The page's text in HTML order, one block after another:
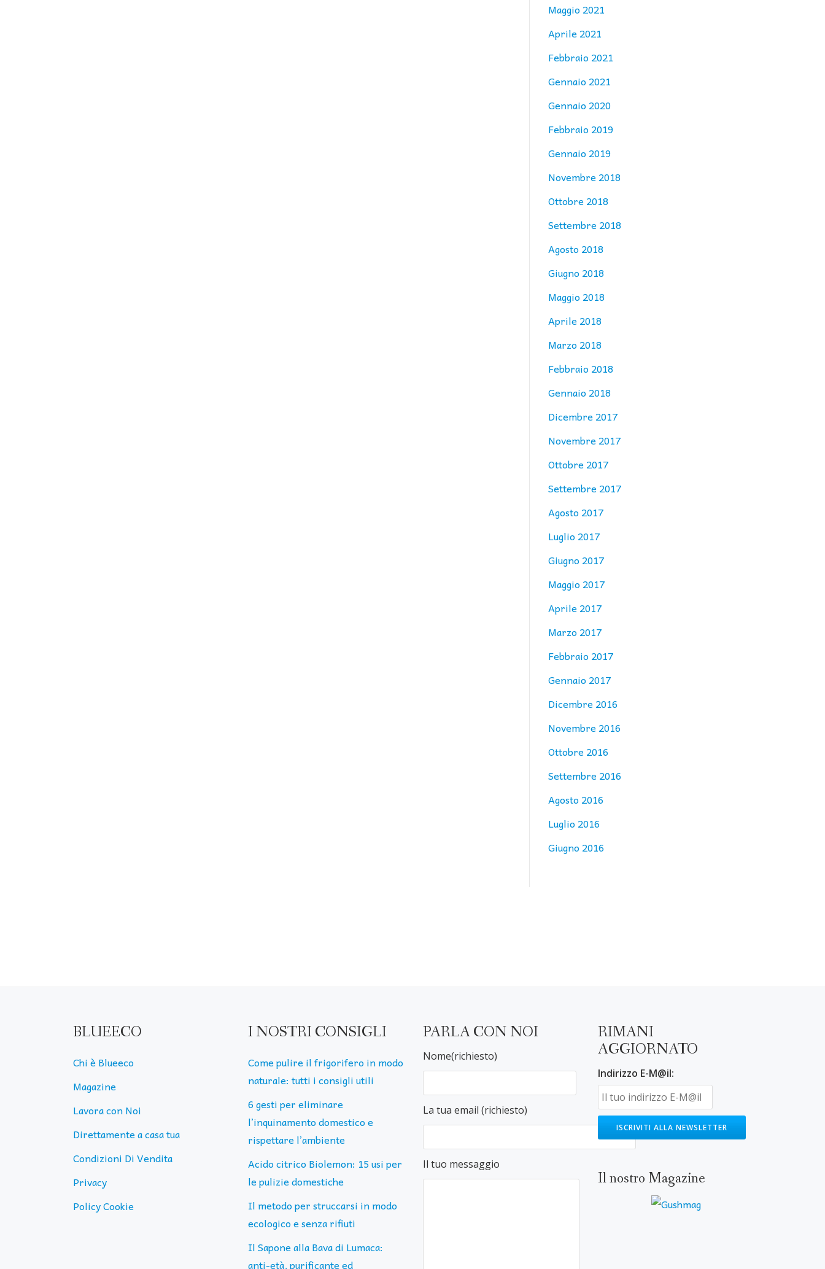
Maggio 2021
Aprile 2021
Febbraio 2021
Gennaio 2021
Gennaio 2020
Febbraio 2019
Gennaio 2019
Novembre 2018
Ottobre 2018
Settembre 2018
Agosto 2018
Giugno 2018
Maggio 2018
Aprile 2018
Marzo 2018
Febbraio 2018
Gennaio 2018
Dicembre 2017
Novembre 2017
Ottobre 2017
Settembre 2017
Agosto 2017
Luglio 2017
Giugno 2017
Maggio 2017
Aprile 2017
Marzo 2017
Febbraio 2017
Gennaio 2017
Dicembre 2016
Novembre 2016
Ottobre 2016
Settembre 2016
Agosto 2016
Luglio 2016
Giugno 2016
BLUEECO
Chi è Blueeco
Magazine
Lavora con Noi
Direttamente a casa tua
Condizioni Di Vendita
Privacy
Policy Cookie
I NOSTRI CONSIGLI
Come pulire il frigorifero in modo
naturale: tutti i consigli utili
6 gesti per eliminare
l’inquinamento domestico e
rispettare l’ambiente
Acido citrico Biolemon: 15 usi per
le pulizie domestiche
Il metodo per struccarsi in modo
ecologico e senza rifiuti
Il Sapone alla Bava di Lumaca:
anti-età, purificante ed
PARLA CON NOI
Nome(richiesto)
La tua email (richiesto)
Il tuo messaggio
RIMANI
AGGIORNATO
Indirizzo E-M@il:
Il nostro Magazine